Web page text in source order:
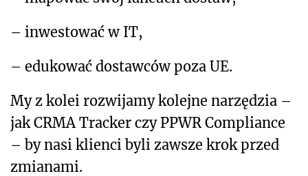
– inwestować w IT,
– edukować dostawców poza UE.
My z kolei rozwijamy kolejne narzędzia –
jak CRMA Tracker czy PPWR Compliance
– by nasi klienci byli zawsze krok przed
zmianami.